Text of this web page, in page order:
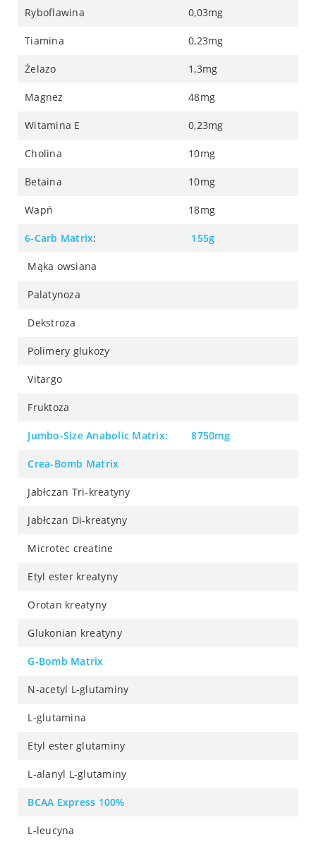
Ryboflawina 0,03mg
Tiamina 0,23mg
Żelazo 1,3mg
Magnez 48mg
Witamina E 0,23mg
Cholina 10mg
Betaina 10mg
Wapń 18mg
6-Carb Matrix: 155g
Mąka owsiana
Palatynoza
Dekstroza
Polimery glukozy
Vitargo
Fruktoza
Jumbo-Size Anabolic Matrix: 8750mg
Crea-Bomb Matrix
Jabłczan Tri-kreatyny
Jabłczan Di-kreatyny
Microtec creatine
Etyl ester kreatyny
Orotan kreatyny
Glukonian kreatyny
G-Bomb Matrix
N-acetyl L-glutaminy
L-glutamina
Etyl ester glutaminy
L-alanyl L-glutaminy
BCAA Express 100%
L-leucyna